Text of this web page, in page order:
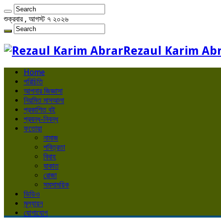
শুক্রবার , আগস্ট ৭ ২০২৬
Rezaul Karim
Home
পরিচিতি
আপনার জিজ্ঞাসা
নিয়মিত মাসআলা
প্রকাশিত বই
প্রবন্ধ-নিবন্ধ
ফতোয়া
নামাজ
পবিত্রতা
বিবাহ
যাকাত
রোজা
সমসাময়িক
ভিডিও
মূল্যায়ন
যোগাযোগ